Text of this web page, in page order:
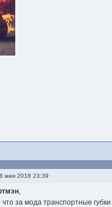
мая 2018 23:39
,
что за мода транспортные